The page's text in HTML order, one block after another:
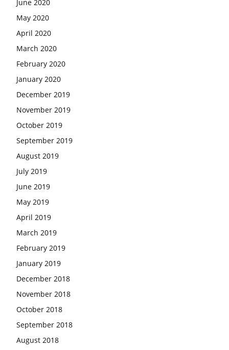
June 2020
May 2020
April 2020
March 2020
February 2020
January 2020
December 2019
November 2019
October 2019
September 2019
August 2019
July 2019
June 2019
May 2019
April 2019
March 2019
February 2019
January 2019
December 2018
November 2018
October 2018
September 2018
August 2018